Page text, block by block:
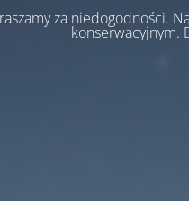
za niedogodności.
konserwacyjnym.